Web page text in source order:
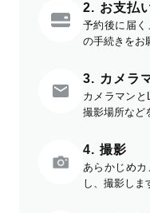
2. お支払
予約後に届
の手続きをお
3. カメラ
カメラマン
撮影場所など
4. 撮影
あらかじめ
し、撮影しま